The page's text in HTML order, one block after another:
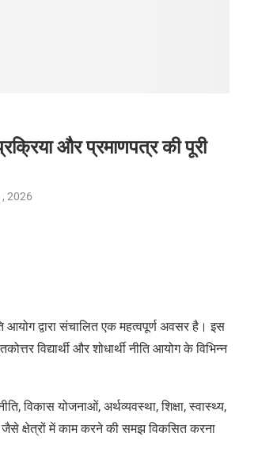
और प्रमाणपत्र की पूरी
2026
द्वारा संचालित एक महत्वपूर्ण अवसर है। इस
विद्यार्थी और शोधार्थी नीति आयोग के विभिन्न
विकास योजनाओं, अर्थव्यवस्था, शिक्षा, स्वास्थ्य,
जैसे क्षेत्रों में काम करने की समझ विकसित करना